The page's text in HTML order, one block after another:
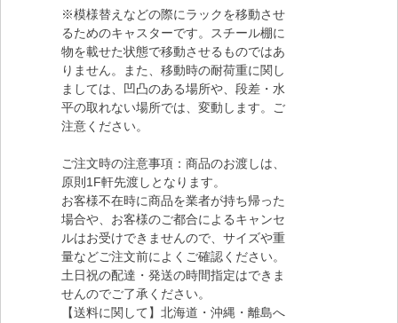
※模様替えなどの際にラックを移動させ
るためのキャスターです。スチール棚に
物を載せた状態で移動させるものではあ
りません。また、移動時の耐荷重に関し
ましては、凹凸のある場所や、段差・水
平の取れない場所では、変動します。ご
注意ください。
ご注文時の注意事項：商品のお渡しは、
原則1F軒先渡しとなります。
お客様不在時に商品を業者が持ち帰った
場合や、お客様のご都合によるキャンセ
ルはお受けできませんので、サイズや重
量などご注文前によくご確認ください。
土日祝の配達・発送の時間指定はできま
せんのでご了承ください。
【送料に関して】北海道・沖縄・離島へ